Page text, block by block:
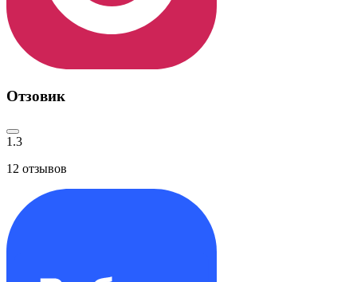
Отзовик
1.3
12 отзывов